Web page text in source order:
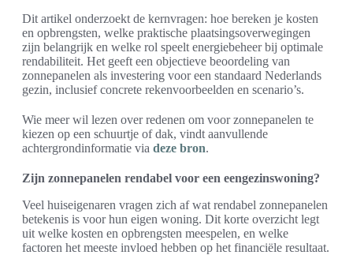
Dit artikel onderzoekt de kernvragen: hoe bereken je kosten
en opbrengsten, welke praktische plaatsingsoverwegingen
zijn belangrijk en welke rol speelt energiebeheer bij optimale
rendabiliteit. Het geeft een objectieve beoordeling van
zonnepanelen als investering voor een standaard Nederlands
gezin, inclusief concrete rekenvoorbeelden en scenario’s.
Wie meer wil lezen over redenen om voor zonnepanelen te
kiezen op een schuurtje of dak, vindt aanvullende
achtergrondinformatie via deze bron.
Zijn zonnepanelen rendabel voor een eengezinswoning?
Veel huiseigenaren vragen zich af wat rendabel zonnepanelen
betekenis is voor hun eigen woning. Dit korte overzicht legt
uit welke kosten en opbrengsten meespelen, en welke
factoren het meeste invloed hebben op het financiële resultaat.